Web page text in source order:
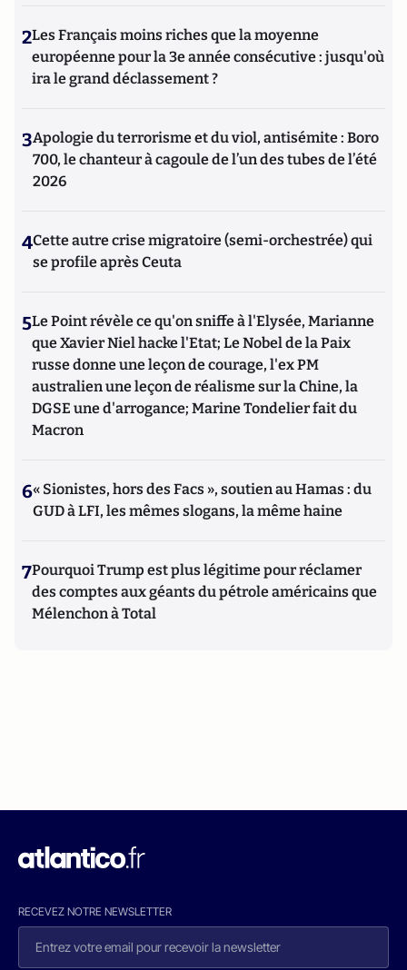
2Les Français moins riches que la moyenne
européenne pour la 3e année consécutive : jusqu'où
ira le grand déclassement ?
3Apologie du terrorisme et du viol, antisémite : Boro
700, le chanteur à cagoule de l’un des tubes de l’été
2026
4Cette autre crise migratoire (semi-orchestrée) qui
se profile après Ceuta
5Le Point révèle ce qu'on sniffe à l'Elysée, Marianne
que Xavier Niel hacke l'Etat; Le Nobel de la Paix
russe donne une leçon de courage, l'ex PM
australien une leçon de réalisme sur la Chine, la
DGSE une d'arrogance; Marine Tondelier fait du
Macron
6« Sionistes, hors des Facs », soutien au Hamas : du
GUD à LFI, les mêmes slogans, la même haine
7Pourquoi Trump est plus légitime pour réclamer
des comptes aux géants du pétrole américains que
Mélenchon à Total
RECEVEZ NOTRE NEWSLETTER